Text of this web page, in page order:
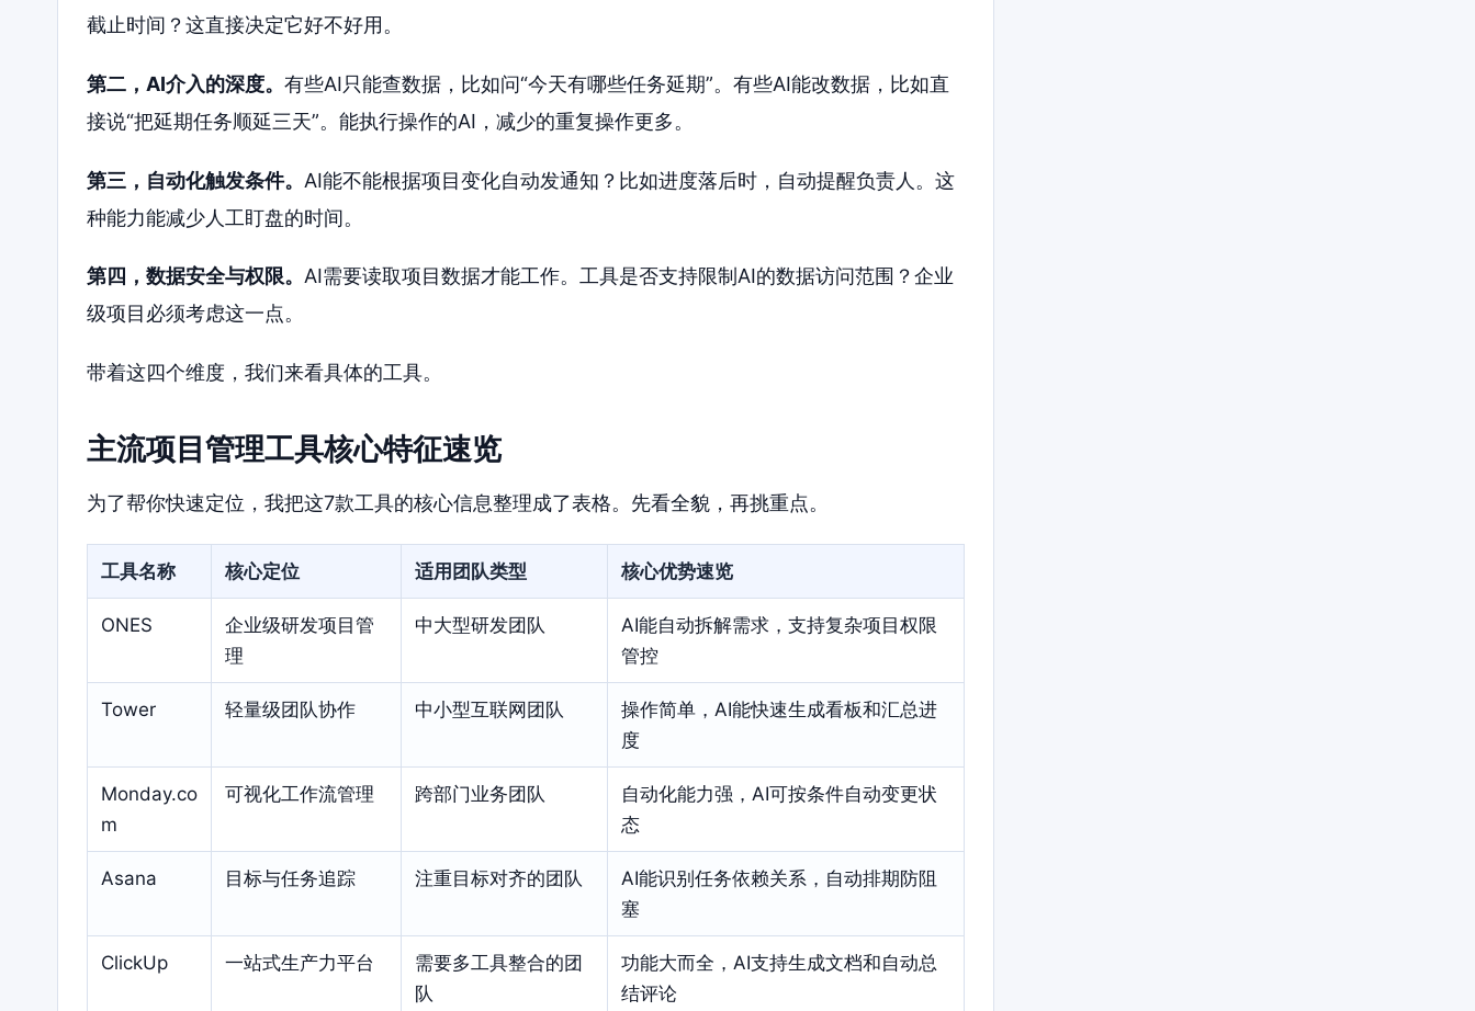
截止时间？这直接决定它好不好用。
第二，AI介入的深度。 有些AI只能查数据，比如问“今天有哪些任务延期”。有些AI能改数据，比如直
接说“把延期任务顺延三天”。能执行操作的AI，减少的重复操作更多。
第三，自动化触发条件。 AI能不能根据项目变化自动发通知？比如进度落后时，自动提醒负责人。这
种能力能减少人工盯盘的时间。
第四，数据安全与权限。 AI需要读取项目数据才能工作。工具是否支持限制AI的数据访问范围？企业
级项目必须考虑这一点。
带着这四个维度，我们来看具体的工具。
主流项目管理工具核心特征速览
为了帮你快速定位，我把这7款工具的核心信息整理成了表格。先看全貌，再挑重点。
工具名称 核心定位 适用团队类型 核心优势速览
ONES
企业级研发项目管
理
中大型研发团队
AI能自动拆解需求，支持复杂项目权限
管控
Tower 轻量级团队协作 中小型互联网团队
操作简单，AI能快速生成看板和汇总进
度
Monday.co
m
可视化工作流管理 跨部门业务团队
自动化能力强，AI可按条件自动变更状
态
Asana 目标与任务追踪 注重目标对齐的团队
AI能识别任务依赖关系，自动排期防阻
塞
ClickUp 一站式生产力平台
需要多工具整合的团
队
功能大而全，AI支持生成文档和自动总
结评论